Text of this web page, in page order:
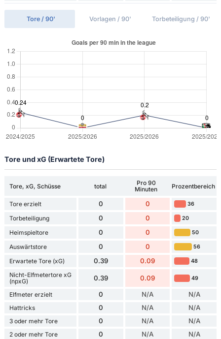
Tore / 90' Vorlagen / 90' Torbeteiligung / 90'
Tore und xG (Erwartete Tore)
Tore, xG, Schüsse total
Pro 90
Minuten
Prozentbereich
Tore erzielt 0 0 36
Torbeteiligung 0 0 20
Heimspieltore 0 0 50
Auswärtstore 0 0 56
Erwartete Tore (xG) 0.39 0.09 48
Nicht-Elfmetertore xG
(npxG)
0.39 0.09 49
Elfmeter erzielt 0 N/A N/A
Hattricks 0 N/A N/A
3 oder mehr Tore 0 N/A N/A
2 oder mehr Tore 0 N/A N/A